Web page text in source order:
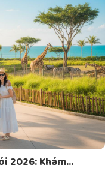
2026: Khám...